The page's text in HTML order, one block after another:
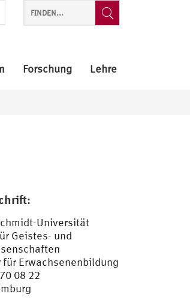
Forschung Lehre
:
Universität
Geistes- und
für Erwachsenenbildung
08 22